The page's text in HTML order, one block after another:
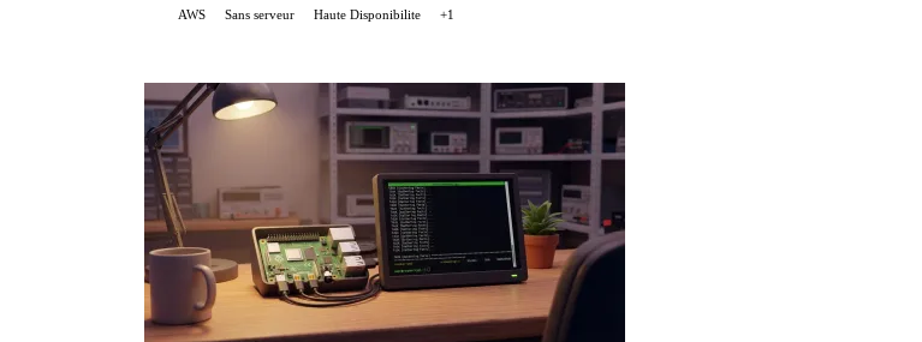
AWS Sans serveur Haute Disponibilite +1